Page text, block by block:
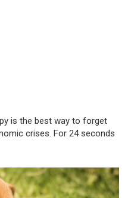
is the best way to forget
crises. For 24 seconds